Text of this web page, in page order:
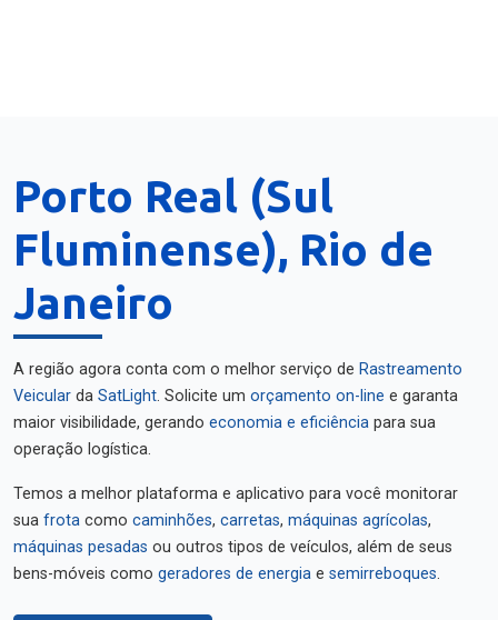
Porto Real (Sul
Fluminense), Rio de
Janeiro
A região agora conta com o melhor serviço de Rastreamento
Veicular da SatLight. Solicite um orçamento on-line e garanta
maior visibilidade, gerando economia e eficiência para sua
operação logística.
Temos a melhor plataforma e aplicativo para você monitorar
sua frota como caminhões, carretas, máquinas agrícolas,
máquinas pesadas ou outros tipos de veículos, além de seus
bens-móveis como geradores de energia e semirreboques.